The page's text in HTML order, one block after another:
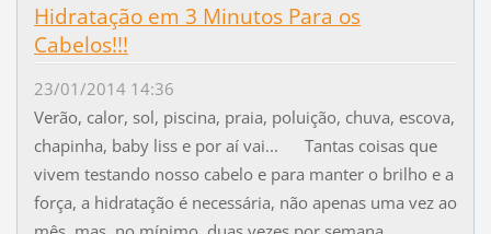
Hidratação em 3 Minutos Para os
Cabelos!!!
23/01/2014 14:36
Verão, calor, sol, piscina, praia, poluição, chuva, escova,
chapinha, baby liss e por aí vai... Tantas coisas que
vivem testando nosso cabelo e para manter o brilho e a
força, a hidratação é necessária, não apenas uma vez ao